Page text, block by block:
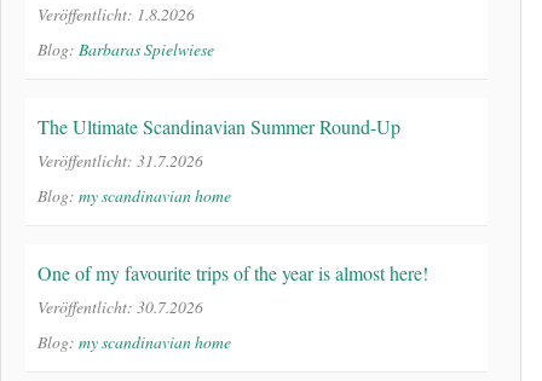
Veröffentlicht: 1.8.2026
Blog: Barbaras Spielwiese
The Ultimate Scandinavian Summer Round-Up
Veröffentlicht: 31.7.2026
Blog: my scandinavian home
One of my favourite trips of the year is almost here!
Veröffentlicht: 30.7.2026
Blog: my scandinavian home